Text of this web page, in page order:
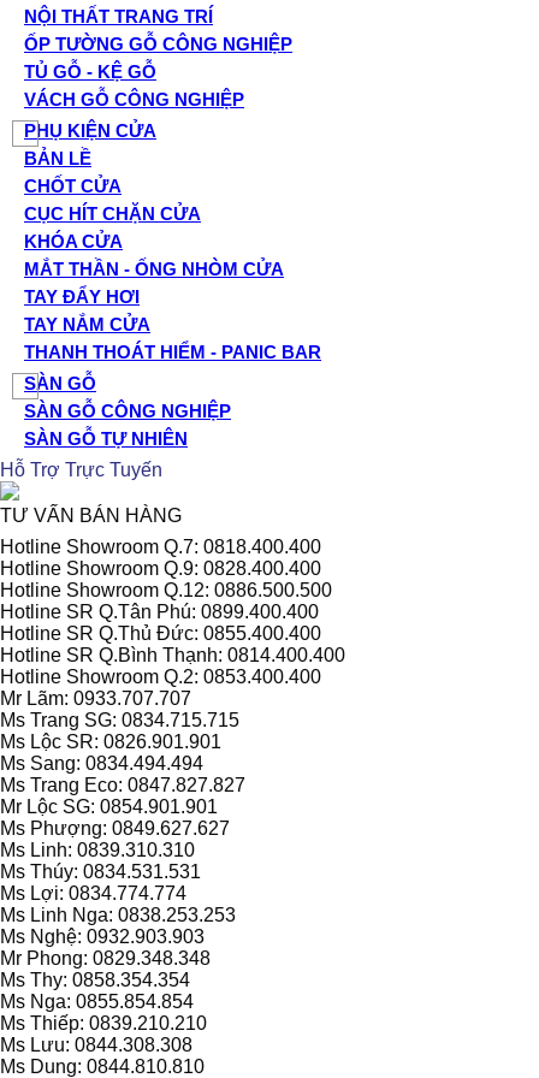
NỘI THẤT TRANG TRÍ
ỐP TƯỜNG GỖ CÔNG NGHIỆP
TỦ GỖ - KỆ GỖ
VÁCH GỖ CÔNG NGHIỆP
PHỤ KIỆN CỬA
BẢN LỀ
CHỐT CỬA
CỤC HÍT CHẶN CỬA
KHÓA CỬA
MẮT THẦN - ỐNG NHÒM CỬA
TAY ĐẨY HƠI
TAY NẮM CỬA
THANH THOÁT HIỂM - PANIC BAR
SÀN GỖ
SÀN GỖ CÔNG NGHIỆP
SÀN GỖ TỰ NHIÊN
Hỗ Trợ Trực Tuyến
TƯ VẤN BÁN HÀNG
Hotline Showroom Q.7: 0818.400.400
Hotline Showroom Q.9: 0828.400.400
Hotline Showroom Q.12: 0886.500.500
Hotline SR Q.Tân Phú: 0899.400.400
Hotline SR Q.Thủ Đức: 0855.400.400
Hotline SR Q.Bình Thạnh: 0814.400.400
Hotline Showroom Q.2: 0853.400.400
Mr Lãm: 0933.707.707
Ms Trang SG: 0834.715.715
Ms Lộc SR: 0826.901.901
Ms Sang: 0834.494.494
Ms Trang Eco: 0847.827.827
Mr Lộc SG: 0854.901.901
Ms Phượng: 0849.627.627
Ms Linh: 0839.310.310
Ms Thúy: 0834.531.531
Ms Lợi: 0834.774.774
Ms Linh Nga: 0838.253.253
Ms Nghệ: 0932.903.903
Mr Phong: 0829.348.348
Ms Thy: 0858.354.354
Ms Nga: 0855.854.854
Ms Thiếp: 0839.210.210
Ms Lưu: 0844.308.308
Ms Dung: 0844.810.810